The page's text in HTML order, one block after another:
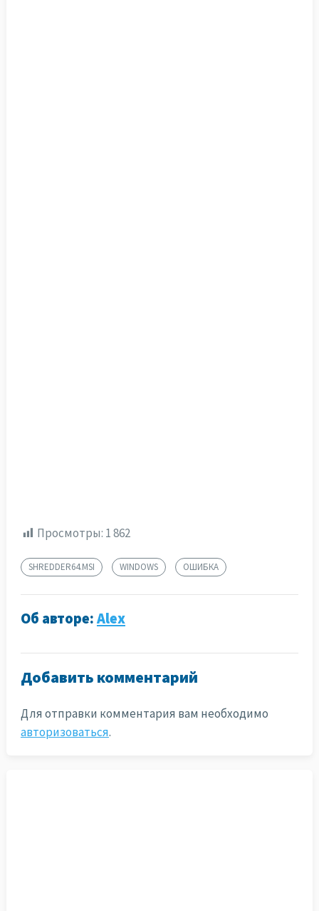
Просмотры: 1 862
SHREDDER64.MSI WINDOWS ОШИБКА
Об авторе:Alex
Добавить комментарий
Для отправки комментария вам необходимо
авторизоваться.